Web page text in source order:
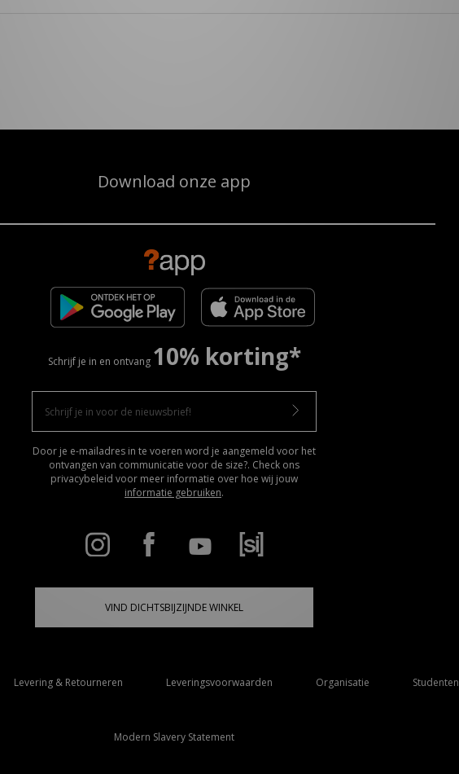
Download onze app
Schrijf je in en ontvang 10% korting*
Door je e-mailadres in te voeren word je aangemeld voor het
ontvangen van communicatie voor de size?. Check ons
privacybeleid voor meer informatie over hoe wij jouw
informatie gebruiken.
VIND DICHTSBIJZIJNDE WINKEL
Levering & Retourneren Leveringsvoorwaarden Organisatie
Modern Slavery Statement